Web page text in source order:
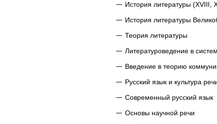
История литературы (XVIII,
История литературы
Теория литературы
Литературоведение в
Введение в теорию
Русский язык и культура
Современный русский язык
Основы научной речи